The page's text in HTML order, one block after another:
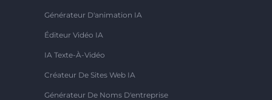
Générateur D'animation IA
Éditeur Vidéo IA
IA Texte-À-Vidéo
Créateur De Sites Web IA
Générateur De Noms D'entreprise